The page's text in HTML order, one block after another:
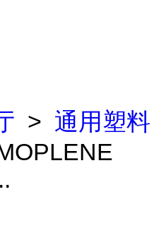
> 通用塑料